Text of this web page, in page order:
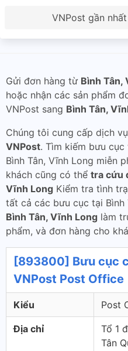
VNPost gần
Gửi đơn hàng từ Bình Tân,
hoặc nhận các sản phẩm
VNPost sang Bình Tân,
Chúng tôi cung cấp dịch
VNPost. Tìm kiếm bưu
Bình Tân, Vĩnh Long miễn
khách cũng có thể tra cứu
Vĩnh Long Kiểm tra tình
tất cả các bưu cục tại Bình
Bình Tân, Vĩnh Long làm
phẩm, và đơn hàng cho
[893800] Bưu cục
VNPost Post Office
Kiểu Post
Địa chỉ
Tổ 1
Tân